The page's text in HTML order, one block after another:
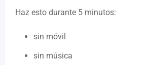
Haz esto durante 5 minutos:
sin móvil
sin música